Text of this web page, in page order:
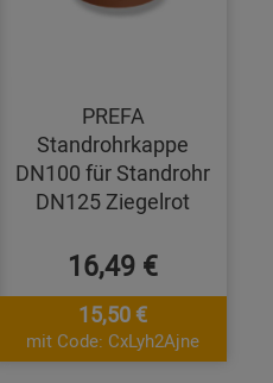
PREFA
Standrohrkappe
DN100 für Standrohr
DN125 Ziegelrot
16,49 €
15,50 €
mit Code: CxLyh2Ajne